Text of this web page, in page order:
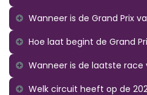
Wanneer is de Grand Prix
Hoe laat begint de Grand
Wanneer is de laatste race
Welk circuit heeft op de